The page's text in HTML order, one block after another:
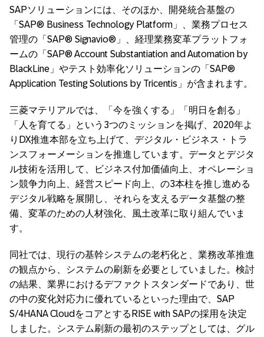
SAPソリューションには、そのほか、開発統合基盤の
「SAP® Business Technology Platform」、業務プロセス
管理の「SAP® Signavio®」、経理業務変革プラットフォ
ームの「SAP® Account Substantiation and Automation by
BlackLine」やテスト効率化ソリューションの「SAP®
Application Testing Solutions by Tricentis」が含まれます。
三菱マテリアルでは、「今を強くする」「明日を創る」
「人を育てる」という3つのミッションを掲げ、2020年よ
りDX推進本部を立ち上げて、デジタル・ビジネス・トラ
ンスフォーメーションを推進しています。データとデジタ
ル技術を活用して、ビジネス付加価値向上、オペレーショ
ン競争力向上、経営スピード向上、の3本柱を推し進める
デジタル戦略を展開し、それらを支えるデータ基盤の整
備、変革のための人材強化、風土改革に取り組んでいま
す。
同社では、現行の基幹システムの老朽化と、業務改革推進
の観点から、システムの刷新を必要としていました。検討
の結果、業界におけるデファクトスタンダードであり、世
の中の変化対応力に優れているといった理由で、SAP
S/4HANA CloudをコアとするRISE with SAPの採用を決定
しました。システム刷新の最初のステップとしては、グル